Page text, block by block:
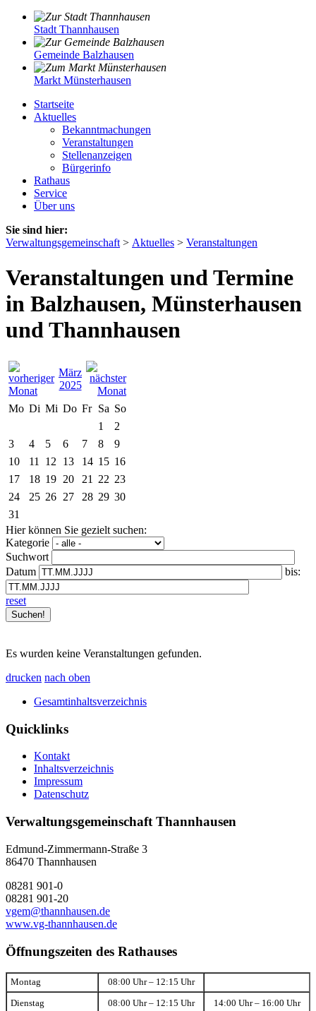
Stadt Thannhausen
Gemeinde Balzhausen
Markt Münsterhausen
Startseite
Aktuelles
Bekanntmachungen
Veranstaltungen
Stellenanzeigen
Bürgerinfo
Rathaus
Service
Über uns
Sie sind hier:
Verwaltungsgemeinschaft > Aktuelles > Veranstaltungen
Veranstaltungen und Termine
in Balzhausen, Münsterhausen
und Thannhausen
März
2025
Mo Di Mi Do Fr Sa So
1
2
3
4 5 6 7 8
9
10
11 12 13 14 15 16
17
18 19 20 21 22 23
24
25 26 27 28 29 30
31
Hier können Sie gezielt suchen:
Kategorie
Suchwort
Datum
bis:
reset
Es wurden keine Veranstaltungen gefunden.
drucken nach oben
Gesamtinhaltsverzeichnis
Quicklinks
Kontakt
Inhaltsverzeichnis
Impressum
Datenschutz
Verwaltungsgemeinschaft Thannhausen
Edmund-Zimmermann-Straße 3
86470 Thannhausen
08281 901-0
08281 901-20
vgem@thannhausen.de
www.vg-thannhausen.de
Öffnungszeiten des Rathauses
Montag 08:00 Uhr – 12:15 Uhr
Dienstag 08:00 Uhr – 12:15 Uhr 14:00 Uhr – 16:00 Uhr